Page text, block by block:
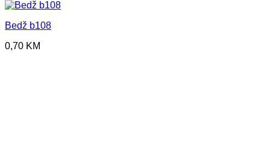
Bedž b108
0,70 KM